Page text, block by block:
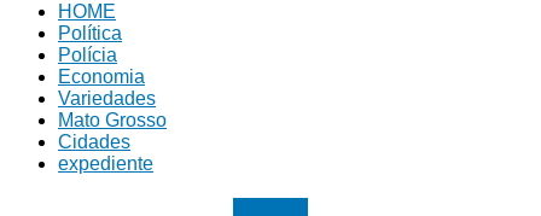
HOME
Política
Polícia
Economia
Variedades
Mato Grosso
Cidades
expediente